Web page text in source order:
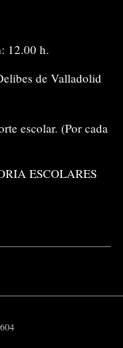
12.00 h.
de Valladolid
escolar. (Por cada
ESCOLARES